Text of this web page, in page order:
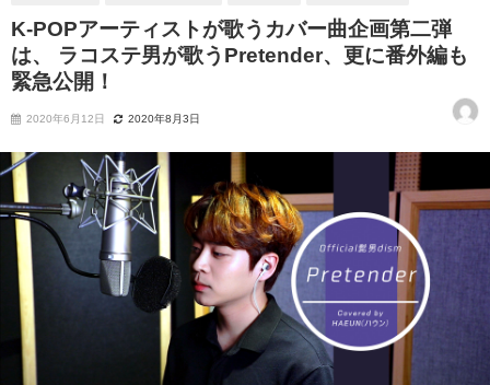
K-POPアーティストが歌うカバー曲企画第二弾
は、 ラコステ男が歌うPretender、更に番外編も
緊急公開！
2020年6月12日 2020年8月3日